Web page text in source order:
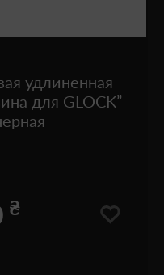
удлиненная
для GLOCK”
₴